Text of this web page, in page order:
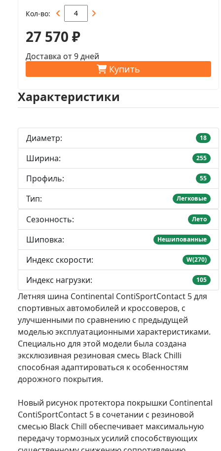
Кол-во
27 570 ₽
Доставка от 9 дней
Купить
Характеристики
Диаметр: 18
Ширина: 255
Профиль: 55
Тип: Легковые
Сезонность: Лето
Шиповка: Нешипованные
Индекс скорости: W(270)
Индекс нагрузки: 105
Летняя шина Continental ContiSportContact 5 для
спортивных автомобилей и кроссоверов, с
улучшенными по сравнению с предыдущей
моделью эксплуатационными характеристиками.
Специально для этой модели была создана
эксклюзивная резиновая смесь Black Chilli
способная адаптироваться к особенностям
дорожного покрытия.
Новый рисунок протектора покрышки Continental
ContiSportContact 5 в сочетании с резиновой
смесью Black Chill обеспечивает максимальную
передачу тормозных усилий способствующих